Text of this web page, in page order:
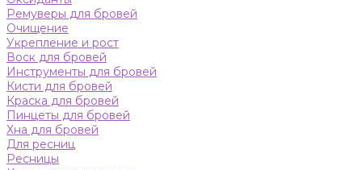
Ремуверы для бровей
Очищение
Укрепление и рост
Воск для бровей
Инструменты для бровей
Кисти для бровей
Краска для бровей
Пинцеты для бровей
Хна для бровей
Для ресниц
Ресницы